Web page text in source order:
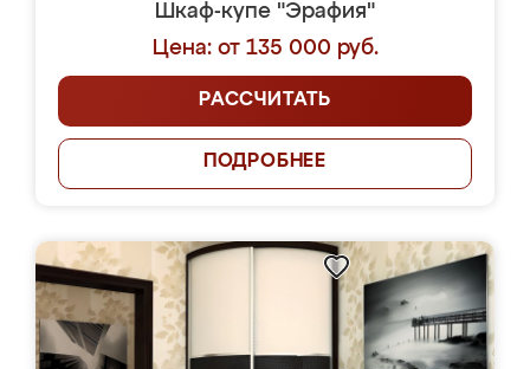
Шкаф-купе "Эрафия"
Цена: от 135 000 руб.
РАССЧИТАТЬ
ПОДРОБНЕЕ